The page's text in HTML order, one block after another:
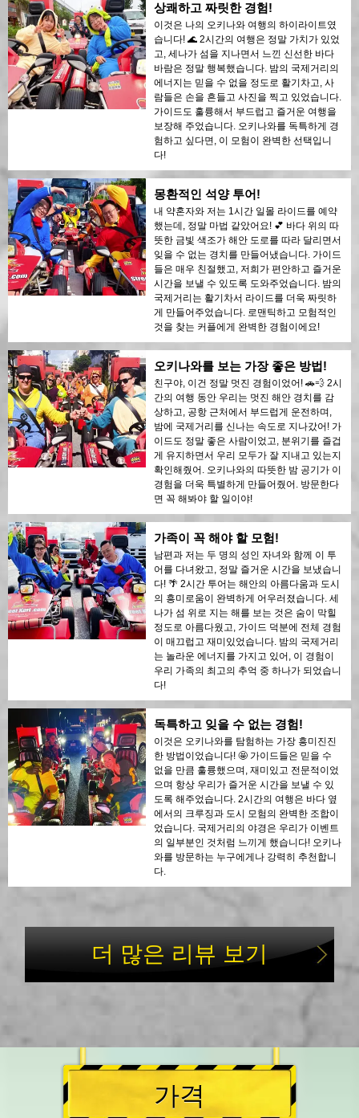
상쾌하고 짜릿한 경험!
이것은 나의 오키나와 여행의 하이라이트였
습니다! 🌊 2시간의 여행은 정말 가치가 있었
고, 세나가 섬을 지나면서 느낀 신선한 바다
바람은 정말 행복했습니다. 밤의 국제거리의
에너지는 믿을 수 없을 정도로 활기차고, 사
람들은 손을 흔들고 사진을 찍고 있었습니다.
가이드도 훌륭해서 부드럽고 즐거운 여행을
보장해 주었습니다. 오키나와를 독특하게 경
험하고 싶다면, 이 모험이 완벽한 선택입니
다!
몽환적인 석양 투어!
내 약혼자와 저는 1시간 일몰 라이드를 예약
했는데, 정말 마법 같았어요! 💕 바다 위의 따
뜻한 금빛 색조가 해안 도로를 따라 달리면서
잊을 수 없는 경치를 만들어냈습니다. 가이드
들은 매우 친절했고, 저희가 편안하고 즐거운
시간을 보낼 수 있도록 도와주었습니다. 밤의
국제거리는 활기차서 라이드를 더욱 짜릿하
게 만들어주었습니다. 로맨틱하고 모험적인
것을 찾는 커플에게 완벽한 경험이에요!
오키나와를 보는 가장 좋은 방법!
친구야, 이건 정말 멋진 경험이었어! 🚗💨 2시
간의 여행 동안 우리는 멋진 해안 경치를 감
상하고, 공항 근처에서 부드럽게 운전하며,
밤에 국제거리를 신나는 속도로 지나갔어! 가
이드도 정말 좋은 사람이었고, 분위기를 즐겁
게 유지하면서 우리 모두가 잘 지내고 있는지
확인해줬어. 오키나와의 따뜻한 밤 공기가 이
경험을 더욱 특별하게 만들어줬어. 방문한다
면 꼭 해봐야 할 일이야!
가족이 꼭 해야 할 모험!
남편과 저는 두 명의 성인 자녀와 함께 이 투
어를 다녀왔고, 정말 즐거운 시간을 보냈습니
다! 🌴 2시간 투어는 해안의 아름다움과 도시
의 흥미로움이 완벽하게 어우러졌습니다. 세
나가 섬 위로 지는 해를 보는 것은 숨이 막힐
정도로 아름다웠고, 가이드 덕분에 전체 경험
이 매끄럽고 재미있었습니다. 밤의 국제거리
는 놀라운 에너지를 가지고 있어, 이 경험이
우리 가족의 최고의 추억 중 하나가 되었습니
다!
독특하고 잊을 수 없는 경험!
이것은 오키나와를 탐험하는 가장 흥미진진
한 방법이었습니다! 🤩 가이드들은 믿을 수
없을 만큼 훌륭했으며, 재미있고 전문적이었
으며 항상 우리가 즐거운 시간을 보낼 수 있
도록 해주었습니다. 2시간의 여행은 바다 옆
에서의 크루징과 도시 모험의 완벽한 조합이
었습니다. 국제거리의 야경은 우리가 이벤트
의 일부분인 것처럼 느끼게 했습니다! 오키나
와를 방문하는 누구에게나 강력히 추천합니
다.
더 많은 리뷰 보기
가격